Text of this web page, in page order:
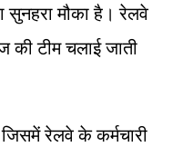
मौका है। रेलवे
की टीम चलाई जाती
रेलवे के कर्मचारी